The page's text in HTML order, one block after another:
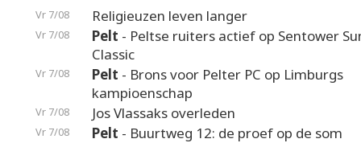
Vr 7/08 Religieuzen leven langer
Vr 7/08 Pelt - Peltse ruiters actief op Sentower
Classic
Vr 7/08 Pelt - Brons voor Pelter PC op Limburgs
kampioenschap
Vr 7/08 Jos Vlassaks overleden
Vr 7/08 Pelt - Buurtweg 12: de proef op de som